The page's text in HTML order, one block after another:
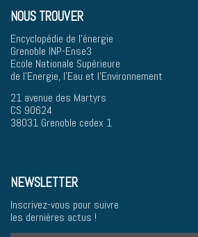
NOUS TROUVER
Encyclopédie de l'énergie
Grenoble INP-Ense3
Ecole Nationale Supérieure
de l'Energie, l'Eau et l'Environnement
21 avenue des Martyrs
CS 90624
38031 Grenoble cedex 1
NEWSLETTER
Inscrivez-vous pour suivre
les dernières actus !